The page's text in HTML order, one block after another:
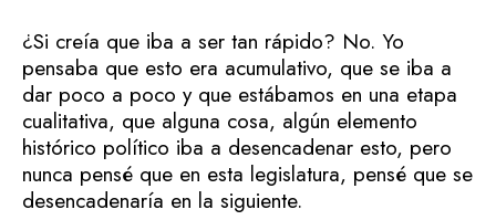
¿Si creía que iba a ser tan rápido? No. Yo
pensaba que esto era acumulativo, que se iba a
dar poco a poco y que estábamos en una etapa
cualitativa, que alguna cosa, algún elemento
histórico político iba a desencadenar esto, pero
nunca pensé que en esta legislatura, pensé que se
desencadenaría en la siguiente.